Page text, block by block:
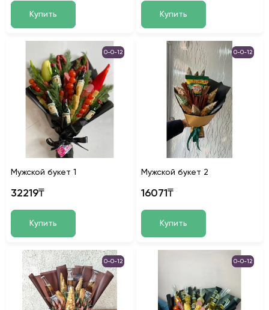
Купить Купить
0-0-12
Мужской букет 1
32219₸
Купить
0-0-12
Мужской букет 2
16071₸
Купить
0-0-12 0-0-12